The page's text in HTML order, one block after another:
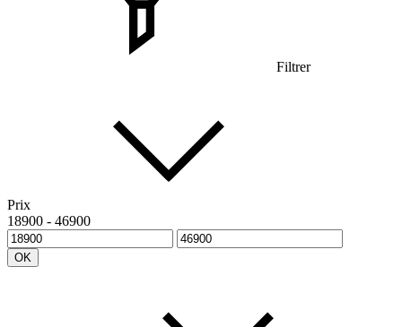
Filtrer
Prix
18900 - 46900
OK